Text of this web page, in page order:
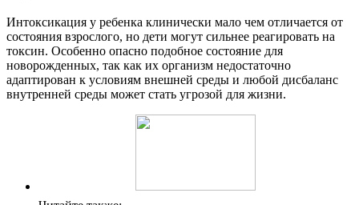
Интоксикация у ребенка клинически мало чем отличается от
состояния взрослого, но дети могут сильнее реагировать на
токсин. Особенно опасно подобное состояние для
новорожденных, так как их организм недостаточно
адаптирован к условиям внешней среды и любой дисбаланс
внутренней среды может стать угрозой для жизни.